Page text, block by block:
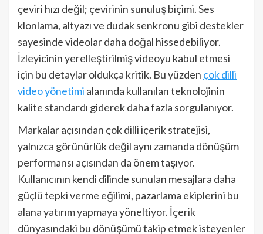
çeviri hızı değil; çevirinin sunuluş biçimi. Ses
klonlama, altyazı ve dudak senkronu gibi destekler
sayesinde videolar daha doğal hissedebiliyor.
İzleyicinin yerelleştirilmiş videoyu kabul etmesi
için bu detaylar oldukça kritik. Bu yüzden çok dilli
video yönetimi alanında kullanılan teknolojinin
kalite standardı giderek daha fazla sorgulanıyor.
Markalar açısından çok dilli içerik stratejisi,
yalnızca görünürlük değil aynı zamanda dönüşüm
performansı açısından da önem taşıyor.
Kullanıcının kendi dilinde sunulan mesajlara daha
güçlü tepki verme eğilimi, pazarlama ekiplerini bu
alana yatırım yapmaya yöneltiyor. İçerik
dünyasındaki bu dönüşümü takip etmek isteyenler